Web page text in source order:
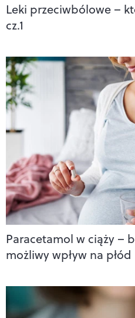
Leki przeciwbólowe –
cz.1
Paracetamol w ciąży –
możliwy wpływ na płód